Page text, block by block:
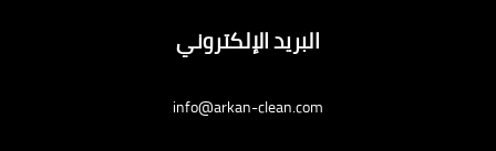
البريد الإلكتروني
info@arkan-clean.com